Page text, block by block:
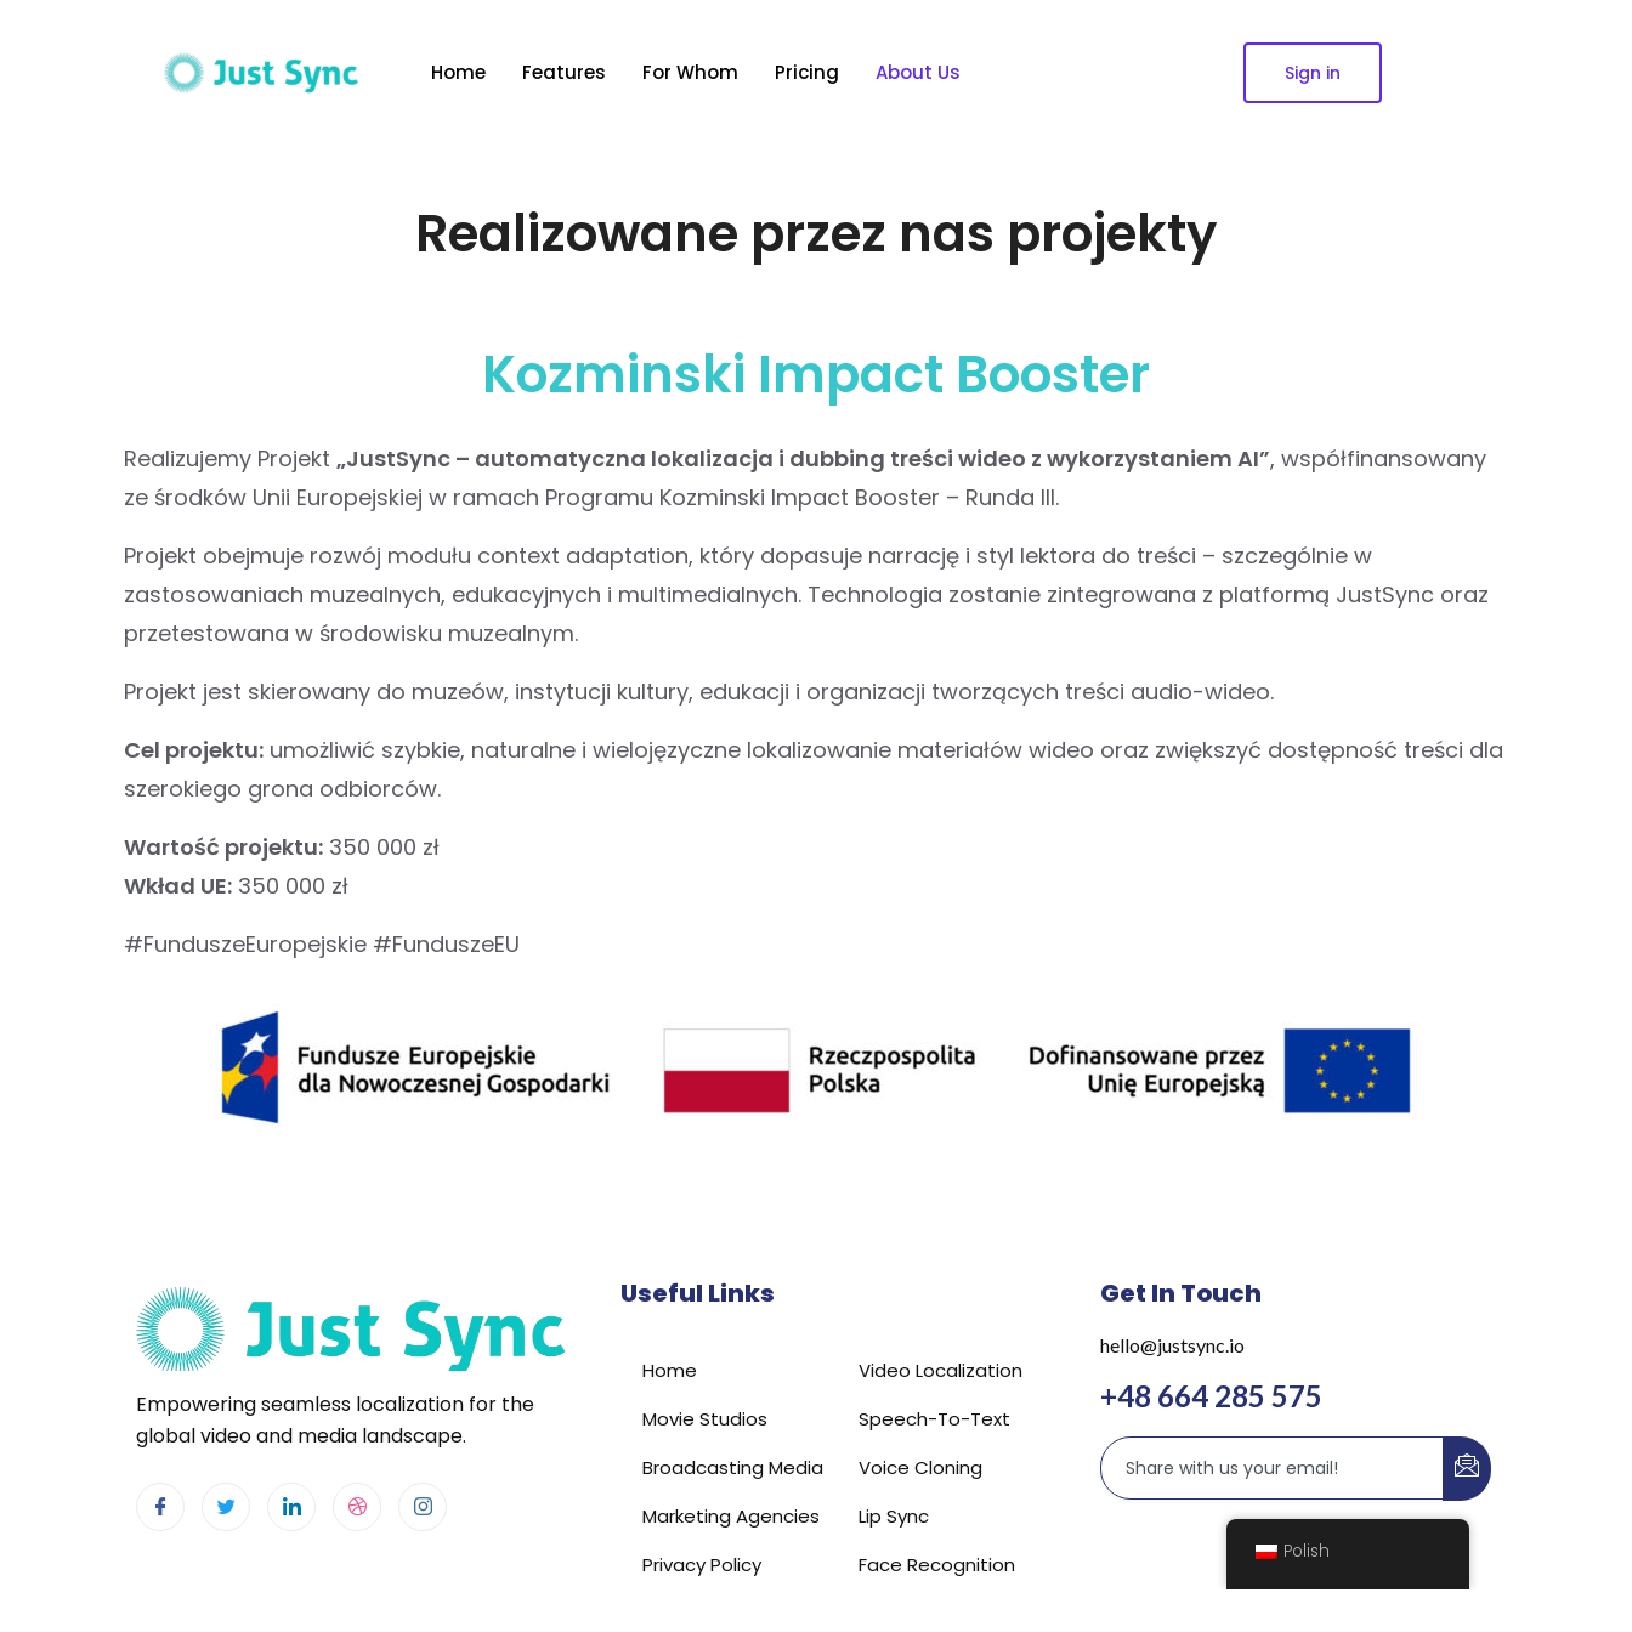
Home Features For Whom Pricing About Us Sign in
Realizowane przez nas projekty
Kozminski Impact Booster
Realizujemy Projekt „JustSync – automatyczna lokalizacja i dubbing treści wideo z wykorzystaniem AI”, współfinansowany
ze środków Unii Europejskiej w ramach Programu Kozminski Impact Booster – Runda III.
Projekt obejmuje rozwój modułu context adaptation, który dopasuje narrację i styl lektora do treści – szczególnie w
zastosowaniach muzealnych, edukacyjnych i multimedialnych. Technologia zostanie zintegrowana z platformą JustSync oraz
przetestowana w środowisku muzealnym.
Projekt jest skierowany do muzeów, instytucji kultury, edukacji i organizacji tworzących treści audio-wideo.
Cel projektu: umożliwić szybkie, naturalne i wielojęzyczne lokalizowanie materiałów wideo oraz zwiększyć dostępność treści dla
szerokiego grona odbiorców.
Wartość projektu: 350 000 zł
Wkład UE: 350 000 zł
#FunduszeEuropejskie #FunduszeEU
Empowering seamless localization for the
global video and media landscape.
Useful Links
Home
Movie Studios
Broadcasting Media
Marketing Agencies
Privacy Policy
Video Localization
Speech-To-Text
Voice Cloning
Lip Sync
Face Recognition
Get In Touch
hello@justsync.io
+48 664 285 575
Polish